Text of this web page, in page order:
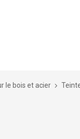
le bois et acier